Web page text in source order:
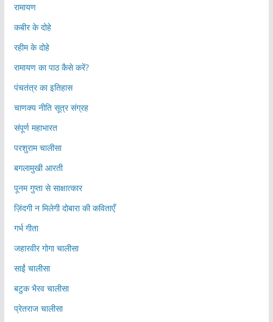
रामायण
कबीर के दोहे
रहीम के दोहे
रामायण का पाठ कैसे करें?
पंचतंत्र का इतिहास
चाणक्य नीति सूत्र संग्रह
संपूर्ण महाभारत
परशुराम चालीसा
बगलामुखी आरती
पूनम गुप्ता से साक्षात्कार
ज़िंदगी न मिलेगी दोबारा की कविताएँ
गर्भ गीता
जहारवीर गोगा चालीसा
साईं चालीसा
बटुक भैरव चालीसा
प्रेतराज चालीसा